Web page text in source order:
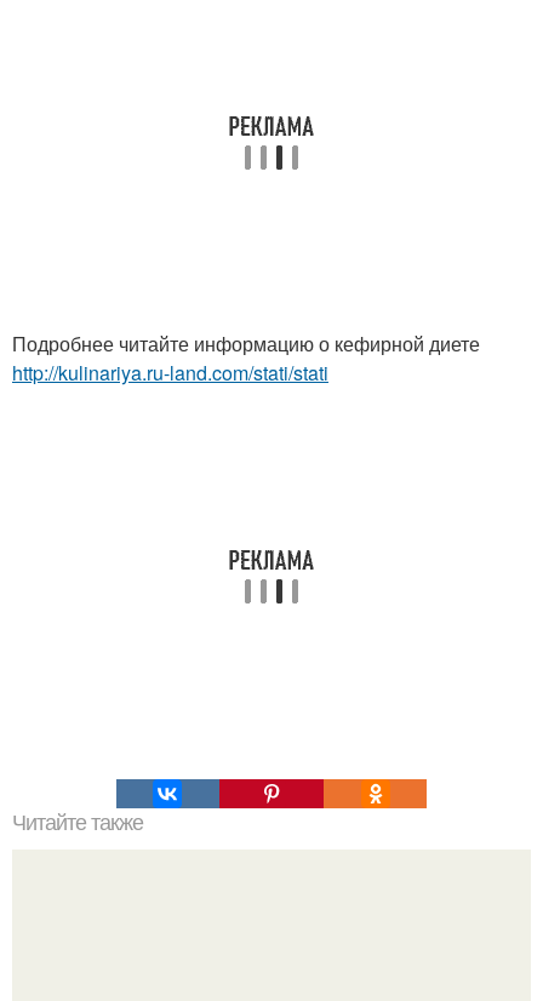
Подробнее читайте информацию о кефирной диете
http://kulinariya.ru-land.com/stati/stati
Читайте также